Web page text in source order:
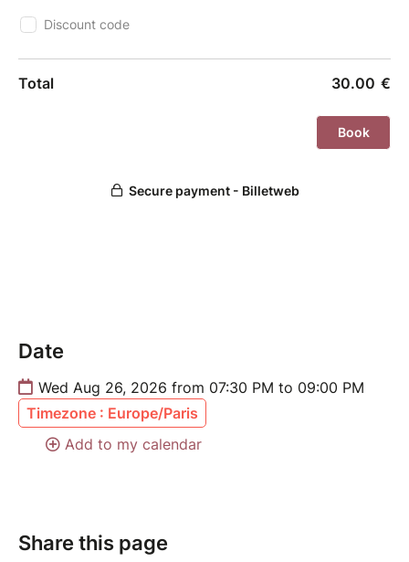
Femme enceinte
trouble psychotique, schizophrène, bipolarité
Pathologies cardiaque: AVC, hypertension
breathwork-institut à l'adresse suivante:
Date
Wed Aug 26, 2026 from 07:30 PM to 09:00 PM
Timezone : Europe/Paris
Add to my calendar
Share this page